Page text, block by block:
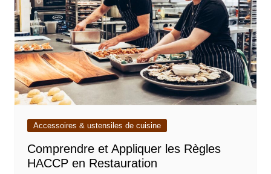
Accessoires & ustensiles de cuisine
Comprendre et Appliquer les Règles
HACCP en Restauration